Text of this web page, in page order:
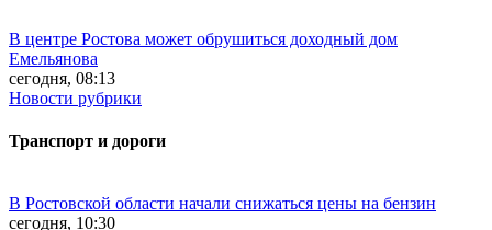
В центре Ростова может обрушиться доходный дом
Емельянова
сегодня, 08:13
Новости рубрики
Транспорт и дороги
В Ростовской области начали снижаться цены на бензин
сегодня, 10:30